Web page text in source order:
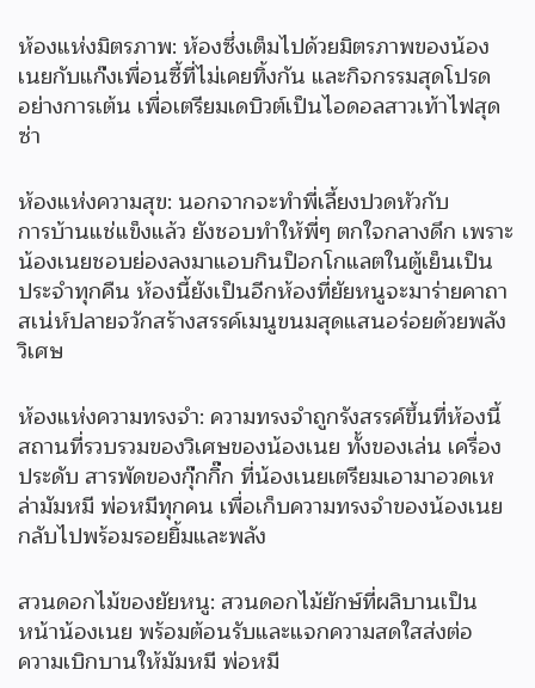
ห้องแห่งมิตรภาพ: ห้องซึ่งเต็มไปด้วยมิตรภาพของน้อง
เนยกับแก๊งเพื่อนซี้ที่ไม่เคยทิ้งกัน และกิจกรรมสุดโปรด
อย่างการเต้น เพื่อเตรียมเดบิวต์เป็นไอดอลสาวเท้าไฟสุด
ซ่า
ห้องแห่งความสุข: นอกจากจะทำพี่เลี้ยงปวดหัวกับ
การบ้านแช่แข็งแล้ว ยังชอบทำให้พี่ๆ ตกใจกลางดึก เพราะ
น้องเนยชอบย่องลงมาแอบกินป็อกโกแลตในตู้เย็นเป็น
ประจำทุกคืน ห้องนี้ยังเป็นอีกห้องที่ยัยหนูจะมาร่ายคาถา
สเน่ห์ปลายจวักสร้างสรรค์เมนูขนมสุดแสนอร่อยด้วยพลัง
วิเศษ
ห้องแห่งความทรงจำ: ความทรงจำถูกรังสรรค์ขึ้นที่ห้องนี้
สถานที่รวบรวมของวิเศษของน้องเนย ทั้งของเล่น เครื่อง
ประดับ สารพัดของกุ๊กกิ๊ก ที่น้องเนยเตรียมเอามาอวดเห
ล่ามัมหมี พ่อหมีทุกคน เพื่อเก็บความทรงจำของน้องเนย
กลับไปพร้อมรอยยิ้มและพลัง
สวนดอกไม้ของยัยหนู: สวนดอกไม้ยักษ์ที่ผลิบานเป็น
หน้าน้องเนย พร้อมต้อนรับและแจกความสดใสส่งต่อ
ความเบิกบานให้มัมหมี พ่อหมี